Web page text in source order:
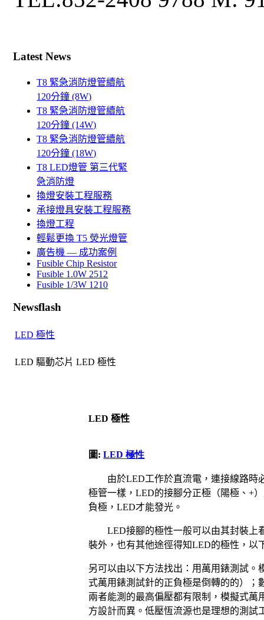
Latest News
T8 緊急消防燈管續航
120分鐘 (8W)
T8 緊急消防燈管續航
120分鐘 (14W)
T8 緊急消防燈管續航
120分鐘 (18W)
T8 LED燈管 第三代緊
急消防燈
換燈安裝工程服務
承接燈具安裝工程服務
換燈工程
輕鬆更換 T5 熒光燈管
廣告機 — 成功案例
Fusible Chip Resistor
Fusible 1.0W 2512
Fusible 1/3W 1210
Newsflash
LED 極性
LED 驅動芯片 LED 極性
LED 極性
圖:LED極性
由於LED工作於直流電，連接線路時
極管一樣，LED的接腳分正極（陽極、+
負極，LED才能發光。
LED接腳的極性一般可以由其封裝上
裝外，也有其他途徑得知LED的極性，以
另可以由以下方法找出：用萬用錶測試。
式萬用錶測試針的正負極是倒轉的的）
兩者能測的最高偏壓都有限制，模擬式
方設計而異。低壓恆流源也是理想的測